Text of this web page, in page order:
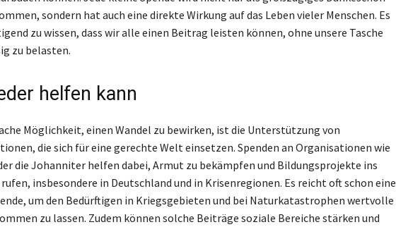
sondern hat auch eine direkte Wirkung auf das Leben vieler Menschen. Es
zu wissen, dass wir alle einen Beitrag leisten können, ohne unsere Tasche
zu belasten.
helfen kann
Möglichkeit, einen Wandel zu bewirken, ist die Unterstützung von
die sich für eine gerechte Welt einsetzen. Spenden an Organisationen wie
die Johanniter helfen dabei, Armut zu bekämpfen und Bildungsprojekte ins
rufen, insbesondere in Deutschland und in Krisenregionen. Es reicht oft schon eine
um den Bedürftigen in Kriegsgebieten und bei Naturkatastrophen wertvolle
zu lassen. Zudem können solche Beiträge soziale Bereiche stärken und